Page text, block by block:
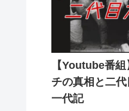
【Youtube番
チの真相と二
一代記